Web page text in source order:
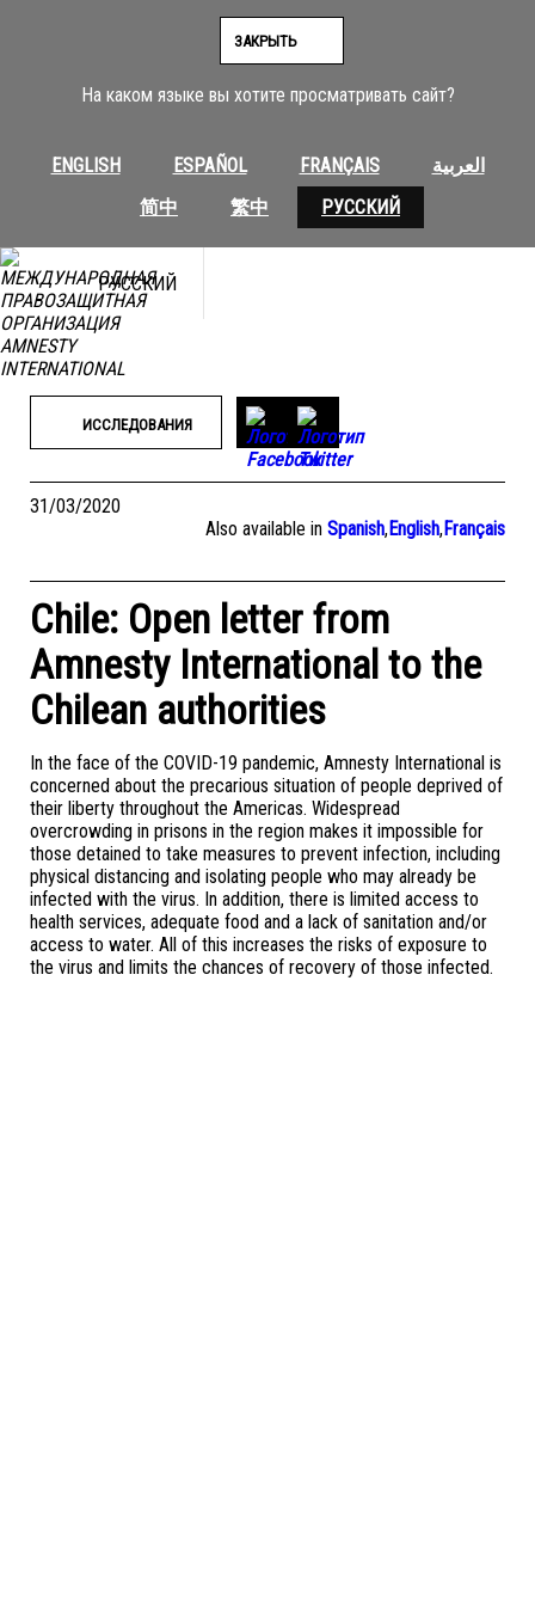
На каком языке вы хотите просматривать сайт?
ENGLISH ESPAÑOL FRANÇAIS
العربية
简中
繁中 РУССКИЙ
ЗАКРЫТЬ
РУССКИЙ
ИССЛЕДОВАНИЯ
31/03/2020
Also available in Spanish,English,Français
Chile: Open letter from
Amnesty International to the
Chilean authorities
In the face of the COVID-19 pandemic, Amnesty International is
concerned about the precarious situation of people deprived of
their liberty throughout the Americas. Widespread
overcrowding in prisons in the region makes it impossible for
those detained to take measures to prevent infection, including
physical distancing and isolating people who may already be
infected with the virus. In addition, there is limited access to
health services, adequate food and a lack of sanitation and/or
access to water. All of this increases the risks of exposure to
the virus and limits the chances of recovery of those infected.